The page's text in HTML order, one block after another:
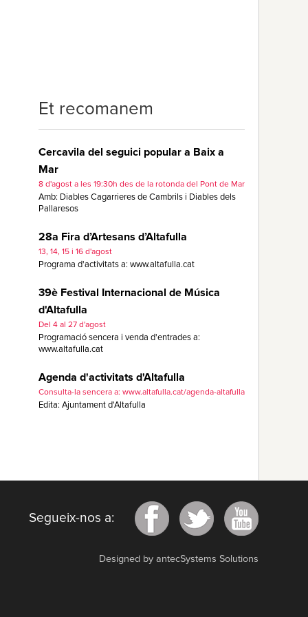
Et recomanem
Cercavila del seguici popular a Baix a
Mar
8 d'agost a les 19:30h des de la rotonda del Pont de Mar
Amb: Diables Cagarrieres de Cambrils i Diables dels
Pallaresos
28a Fira d’Artesans d’Altafulla
13, 14, 15 i 16 d'agost
Programa d'activitats a: www.altafulla.cat
39è Festival Internacional de Música
d'Altafulla
Del 4 al 27 d'agost
Programació sencera i venda d'entrades a:
www.altafulla.cat
Agenda d'activitats d'Altafulla
Consulta-la sencera a: www.altafulla.cat/agenda-altafulla
Edita: Ajuntament d'Altafulla
Segueix-nos a:
Designed by antecSystems Solutions